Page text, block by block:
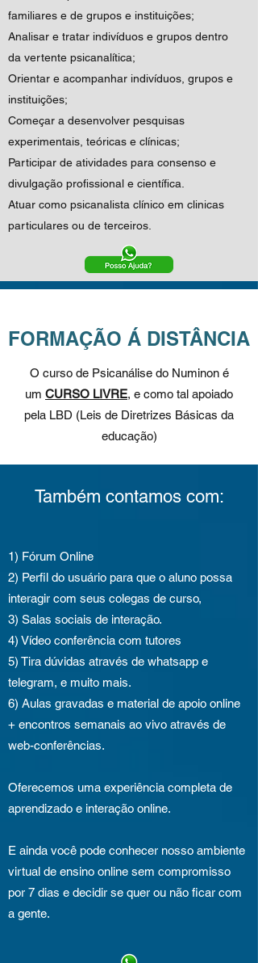
familiares e de grupos e instituições;
Analisar e tratar indivíduos e grupos dentro
da vertente psicanalítica;
Orientar e acompanhar indivíduos, grupos e
instituições;
Começar a desenvolver pesquisas
experimentais, teóricas e clínicas;
Participar de atividades para consenso e
divulgação profissional e científica.
Atuar como psicanalista clínico em clinicas
particulares ou de terceiros.
FORMAÇÃO Á DISTÂNCIA
O curso de Psicanálise do Numinon é
um CURSO LIVRE, e como tal apoiado
pela LBD (Leis de Diretrizes Básicas da
educação)
Também contamos com:
1) Fórum Online
2) Perfil do usuário para que o aluno possa
interagir com seus colegas de curso,
3) Salas sociais de interação.
4) Vídeo conferência com tutores
5) Tira dúvidas através de whatsapp e
telegram, e muito mais.
6) Aulas gravadas e material de apoio online
+ encontros semanais ao vivo através de
web-conferências.
Oferecemos uma experiência completa de
aprendizado e interação online.
E ainda você pode conhecer nosso ambiente
virtual de ensino online sem compromisso
por 7 dias e decidir se quer ou não ficar com
a gente.